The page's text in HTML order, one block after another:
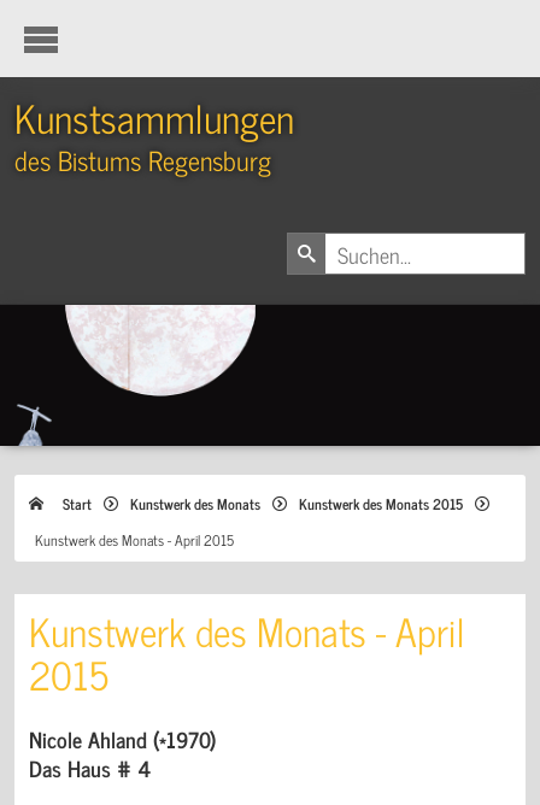
Kunstsammlungen
des Bistums Regensburg
Start Kunstwerk des Monats
Kunstwerk des Monats 2015
Kunstwerk des Monats - April 2015
Kunstwerk des Monats - April
2015
Nicole Ahland (*1970)
Das Haus # 4